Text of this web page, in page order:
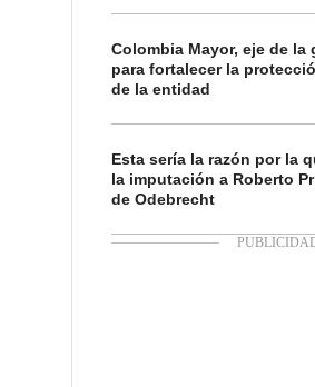
Colombia Mayor, eje de la
para fortalecer la
de la entidad
Esta sería la razón por la
la imputación a Roberto
de Odebrecht